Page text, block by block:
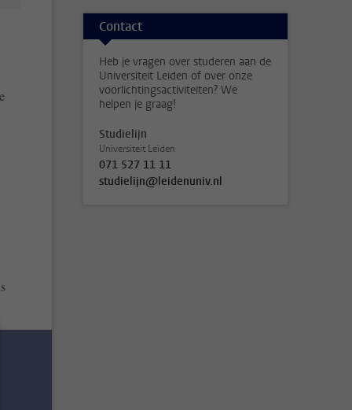
Contact
Heb je vragen over studeren aan de
Universiteit Leiden of over onze
voorlichtingsactiviteiten? We
helpen je graag!
Studielijn
Universiteit Leiden
071 527 11 11
studielijn@leidenuniv.nl